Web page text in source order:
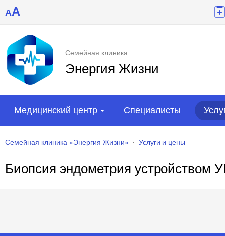
AA
Семейная клиника
Энергия Жизни
Медицинский центр Специалисты
Семейная клиника «Энергия Жизни» Услуги и цены
Биопсия эндометрия устройством